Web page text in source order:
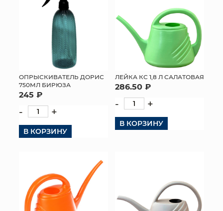
ОПРЫСКИВАТЕЛЬ ДОРИС
750МЛ БИРЮЗА
245 ₽
- +
В КОРЗИНУ
ЛЕЙКА КС 1,8 Л САЛАТОВАЯ
286.50 ₽
- +
В КОРЗИНУ